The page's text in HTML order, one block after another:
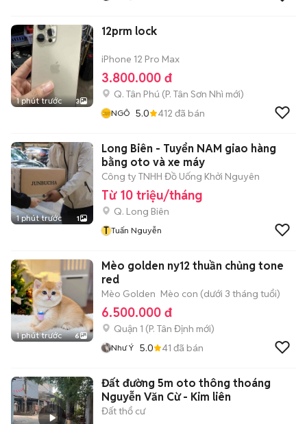
1 phút trước 3
12prm lock
iPhone 12 Pro Max
3.800.000 đ
Q. Tân Phú (P. Tân Sơn Nhì mới)
NGÔ 5.0 412 đã bán
1 phút trước 1
Long Biên - Tuyển NAM giao hàng
bằng oto và xe máy
Công ty TNHH Đồ Uống Khởi Nguyên
Từ 10 triệu/tháng
Q. Long Biên
T Tuấn Nguyễn
1 phút trước 6
Mèo golden ny12 thuần chủng tone
red
Mèo Golden Mèo con (dưới 3 tháng tuổi)
6.500.000 đ
Quận 1 (P. Tân Định mới)
Như Ý 5.0 41 đã bán
Đất đường 5m oto thông thoáng
Nguyễn Văn Cừ - Kim liên
Đất thổ cư